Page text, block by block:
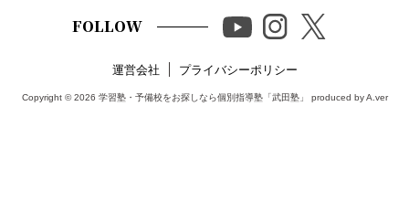
FOLLOW
運営会社 プライバシーポリシー
Copyright © 2026 学習塾・予備校をお探しなら個別指導塾「武田塾」 produced by A.ver